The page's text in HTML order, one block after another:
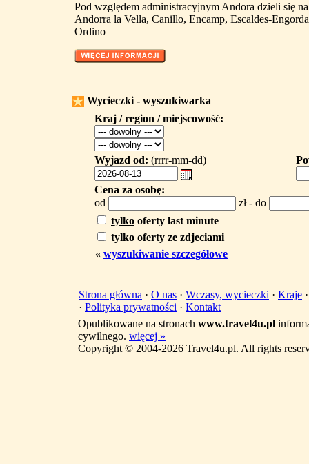
Pod względem administracyjnym Andora dzieli się
Andorra la Vella, Canillo, Encamp, Escaldes-
Ordino
Wycieczki - wyszukiwarka
Kraj / region / miejscowość:
Wyjazd od: (rrrr-mm-dd)
Cena za osobę:
od
zł - do
tylko oferty last minute
tylko oferty ze zdjeciami
« wyszukiwanie szczegółowe
Strona główna · O nas · Wczasy, wycieczki · Kraje
· Polityka prywatności · Kontakt
Opublikowane na stronach www.travel4u.pl
cywilnego. więcej »
Copyright © 2004-2026 Travel4u.pl. All rights